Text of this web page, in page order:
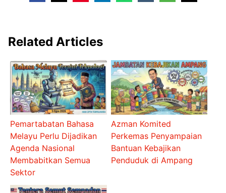
Related Articles
Pemartabatan Bahasa
Melayu Perlu Dijadikan
Agenda Nasional
Membabitkan Semua
Sektor
Azman Komited
Perkemas Penyampaian
Bantuan Kebajikan
Penduduk di Ampang